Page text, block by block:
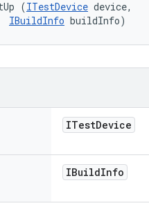
(ITestDevice device,
IBuildInfo buildInfo)
ITestDevice
IBuildInfo